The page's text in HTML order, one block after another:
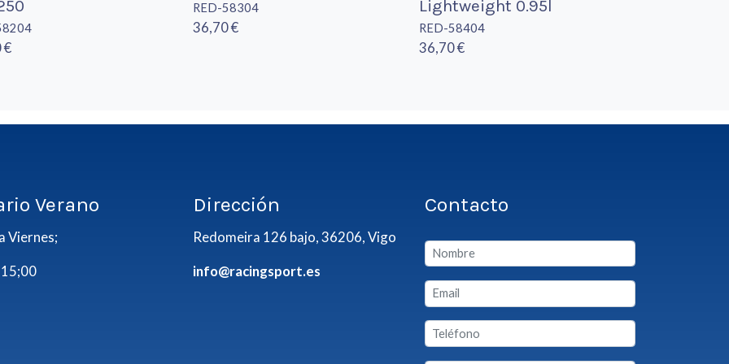
€
RED-58304
36,70 €
Lightweight 0.95l
RED-58404
36,70 €
Verano
Viernes;
Dirección
Redomeira 126 bajo, 36206, Vigo
info@racingsport.es
Contacto